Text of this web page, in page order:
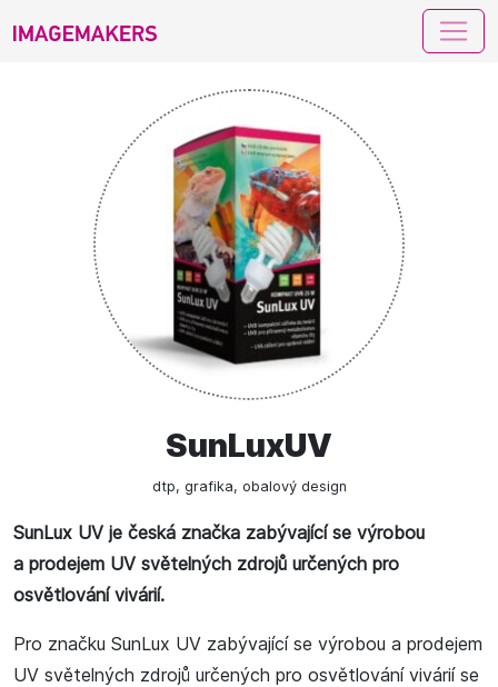
imagemakers
SunLuxUV
dtp, grafika, obalový design
SunLux UV je česká značka zabývající se výrobou
a prodejem UV světelných zdrojů určených pro
osvětlování vivárií.
Pro značku SunLux UV zabývající se výrobou a prodejem
UV světelných zdrojů určených pro osvětlování vivárií se